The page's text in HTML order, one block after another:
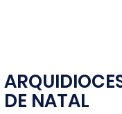
DE NATAL